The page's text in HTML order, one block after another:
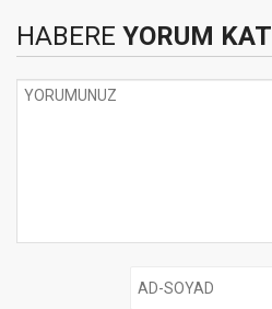
HABERE YORUM KAT